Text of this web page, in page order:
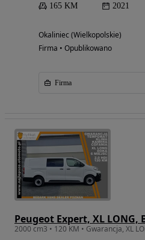
165 KM
2021
Okaliniec (Wielkopolskie)
Firma • Opublikowano
Firma